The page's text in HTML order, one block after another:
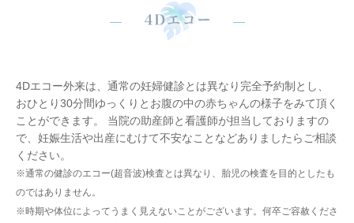
4Dエコー外来は、通常の妊婦健診とは異なり完全予約制とし、
おひとり30分間ゆっくりとお腹の中の赤ちゃんの様子をみて頂く
ことができます。 当院の助産師と看護師が担当しておりますの
で、妊娠生活や出産にむけて不安なことなどありましたらご相談
ください。
※通常の健診のエコー(超音波)検査とは異なり、胎児の検査を目的としたも
のではありません。
※時期や体位によってうまく見えないことがございます。何卒ご容赦くださ